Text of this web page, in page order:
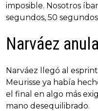
imposible. Nosotros
segundos, 50
Narváez
Narváez llegó al
Meurisse ya había
el final en algo más
mano desequilibrado.